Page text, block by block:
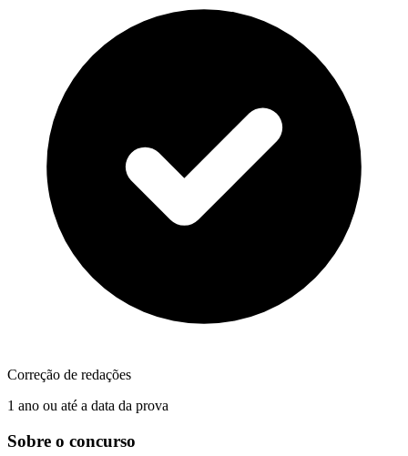
Correção de redações
1 ano ou até a data da prova
Sobre o concurso